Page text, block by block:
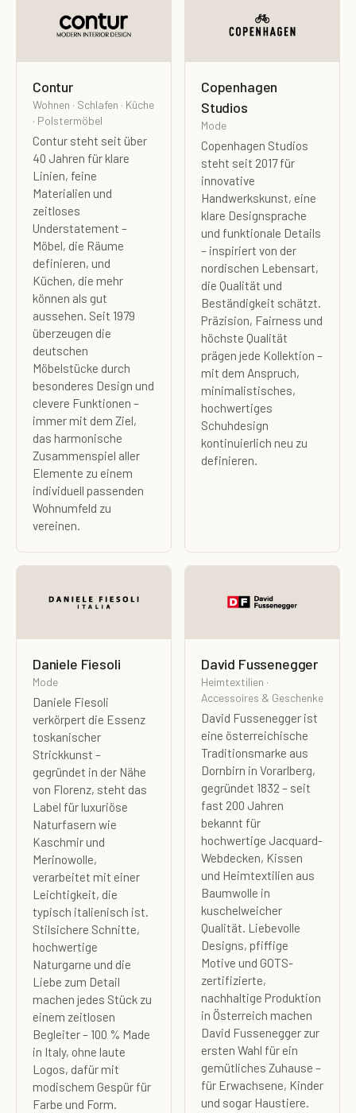
Contur
Wohnen · Schlafen · Küche
· Polstermöbel
Contur steht seit über
40 Jahren für klare
Linien, feine
Materialien und
zeitloses
Understatement –
Möbel, die Räume
definieren, und
Küchen, die mehr
können als gut
aussehen. Seit 1979
überzeugen die
deutschen
Möbelstücke durch
besonderes Design und
clevere Funktionen –
immer mit dem Ziel,
das harmonische
Zusammenspiel aller
Elemente zu einem
individuell passenden
Wohnumfeld zu
vereinen.
Copenhagen
Studios
Mode
Copenhagen Studios
steht seit 2017 für
innovative
Handwerkskunst, eine
klare Designsprache
und funktionale Details
– inspiriert von der
nordischen Lebensart,
die Qualität und
Beständigkeit schätzt.
Präzision, Fairness und
höchste Qualität
prägen jede Kollektion –
mit dem Anspruch,
minimalistisches,
hochwertiges
Schuhdesign
kontinuierlich neu zu
definieren.
Daniele Fiesoli
Mode
Daniele Fiesoli
verkörpert die Essenz
toskanischer
Strickkunst –
gegründet in der Nähe
von Florenz, steht das
Label für luxuriöse
Naturfasern wie
Kaschmir und
Merinowolle,
verarbeitet mit einer
Leichtigkeit, die
typisch italienisch ist.
Stilsichere Schnitte,
hochwertige
Naturgarne und die
Liebe zum Detail
machen jedes Stück zu
einem zeitlosen
Begleiter – 100 % Made
in Italy, ohne laute
Logos, dafür mit
modischem Gespür für
Farbe und Form.
David Fussenegger
Heimtextilien ·
Accessoires & Geschenke
David Fussenegger ist
eine österreichische
Traditionsmarke aus
Dornbirn in Vorarlberg,
gegründet 1832 – seit
fast 200 Jahren
bekannt für
hochwertige Jacquard-
Webdecken, Kissen
und Heimtextilien aus
Baumwolle in
kuschelweicher
Qualität. Liebevolle
Designs, pfiffige
Motive und GOTS-
zertifizierte,
nachhaltige Produktion
in Österreich machen
David Fussenegger zur
ersten Wahl für ein
gemütliches Zuhause –
für Erwachsene, Kinder
und sogar Haustiere.